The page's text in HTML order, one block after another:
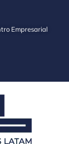
Empresarial